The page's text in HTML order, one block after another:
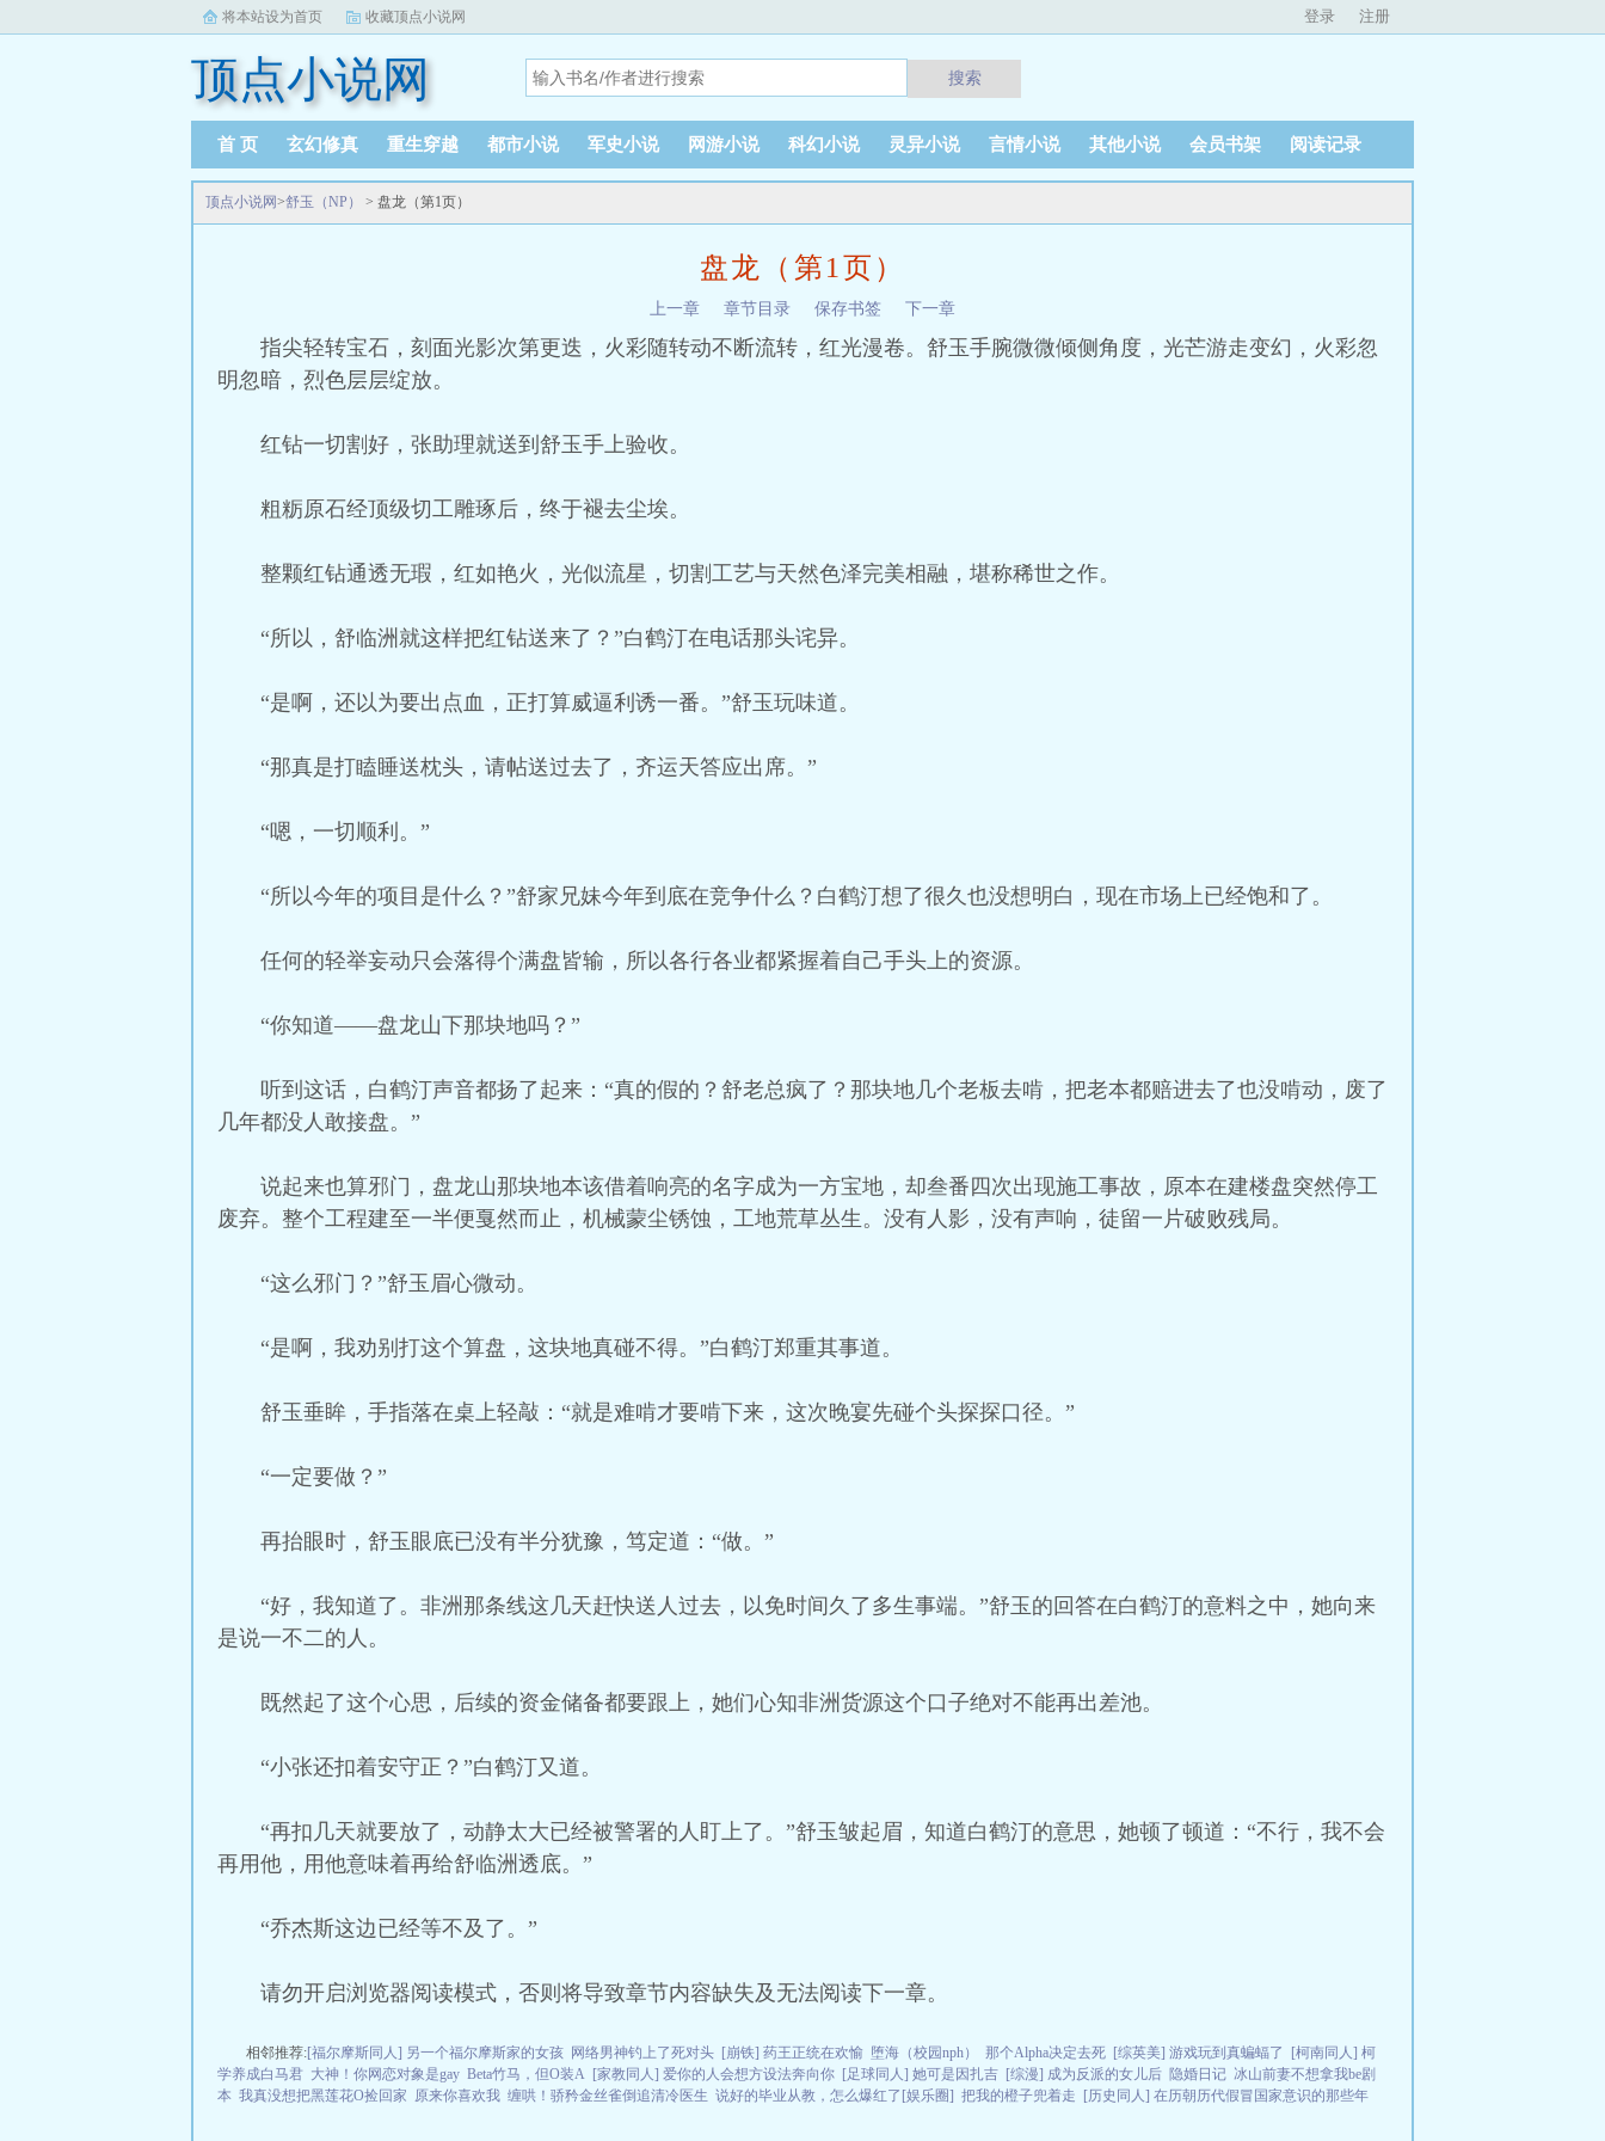
将本站设为首页 收藏顶点小说网 登录 注册
顶点小说网 搜索
首 页 玄幻修真 重生穿越 都市小说 军史小说 网游小说 科幻小说 灵异小说 言情小说 其他小说 会员书架 阅读记录
顶点小说网>舒玉（NP） > 盘龙（第1页）
盘龙（第1页）
上一章 章节目录 保存书签 下一章
指尖轻转宝石，刻面光影次第更迭，火彩随转动不断流转，红光漫卷。舒玉手腕微微倾侧角度，光芒游走变幻，火彩忽
明忽暗，烈色层层绽放。
红钻一切割好，张助理就送到舒玉手上验收。
粗粝原石经顶级切工雕琢后，终于褪去尘埃。
整颗红钻通透无瑕，红如艳火，光似流星，切割工艺与天然色泽完美相融，堪称稀世之作。
“所以，舒临洲就这样把红钻送来了？”白鹤汀在电话那头诧异。
“是啊，还以为要出点血，正打算威逼利诱一番。”舒玉玩味道。
“那真是打瞌睡送枕头，请帖送过去了，齐运天答应出席。”
“嗯，一切顺利。”
“所以今年的项目是什么？”舒家兄妹今年到底在竞争什么？白鹤汀想了很久也没想明白，现在市场上已经饱和了。
任何的轻举妄动只会落得个满盘皆输，所以各行各业都紧握着自己手头上的资源。
“你知道——盘龙山下那块地吗？”
听到这话，白鹤汀声音都扬了起来：“真的假的？舒老总疯了？那块地几个老板去啃，把老本都赔进去了也没啃动，废了
几年都没人敢接盘。”
说起来也算邪门，盘龙山那块地本该借着响亮的名字成为一方宝地，却叁番四次出现施工事故，原本在建楼盘突然停工
废弃。整个工程建至一半便戛然而止，机械蒙尘锈蚀，工地荒草丛生。没有人影，没有声响，徒留一片破败残局。
“这么邪门？”舒玉眉心微动。
“是啊，我劝别打这个算盘，这块地真碰不得。”白鹤汀郑重其事道。
舒玉垂眸，手指落在桌上轻敲：“就是难啃才要啃下来，这次晚宴先碰个头探探口径。”
“一定要做？”
再抬眼时，舒玉眼底已没有半分犹豫，笃定道：“做。”
“好，我知道了。非洲那条线这几天赶快送人过去，以免时间久了多生事端。”舒玉的回答在白鹤汀的意料之中，她向来
是说一不二的人。
既然起了这个心思，后续的资金储备都要跟上，她们心知非洲货源这个口子绝对不能再出差池。
“小张还扣着安守正？”白鹤汀又道。
“再扣几天就要放了，动静太大已经被警署的人盯上了。”舒玉皱起眉，知道白鹤汀的意思，她顿了顿道：“不行，我不会
再用他，用他意味着再给舒临洲透底。”
“乔杰斯这边已经等不及了。”
请勿开启浏览器阅读模式，否则将导致章节内容缺失及无法阅读下一章。
相邻推荐:[福尔摩斯同人] 另一个福尔摩斯家的女孩 网络男神钓上了死对头 [崩铁] 药王正统在欢愉 堕海（校园nph） 那个Alpha决定去死 [综英美] 游戏玩到真蝙蝠了
[柯南同人] 柯
学养成白马君 大神！你网恋对象是gay Beta竹马，但O装A [家教同人] 爱你的人会想方设法奔向你 [足球同人] 她可是因扎吉 [综漫] 成为反派的女儿后 隐婚日记 冰山前妻不想拿我be剧
本 我真没想把黑莲花O捡回家 原来你喜欢我 缠哄！骄矜金丝雀倒追清冷医生 说好的毕业从教，怎么爆红了[娱乐圈] 把我的橙子兜着走 [历史同人] 在历朝历代假冒国家意识的那些年